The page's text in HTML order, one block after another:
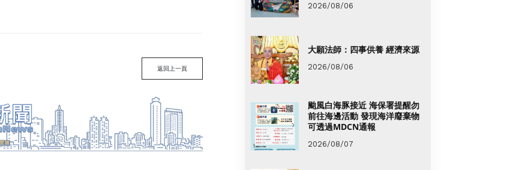
返回上一頁
2026/08/06
大願法師：四事供養 經濟來源
2026/08/06
颱風白海豚接近 海保署提醒勿
前往海邊活動 發現海洋廢棄物
可透過MDCN通報
2026/08/07